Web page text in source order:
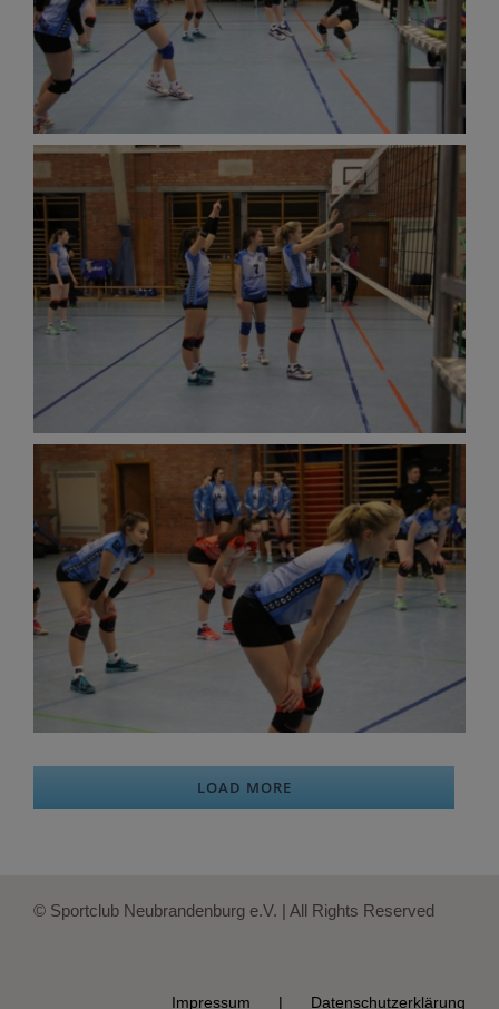
LOAD MORE
© Sportclub Neubrandenburg e.V. | All Rights Reserved
Impressum Datenschutzerklärung